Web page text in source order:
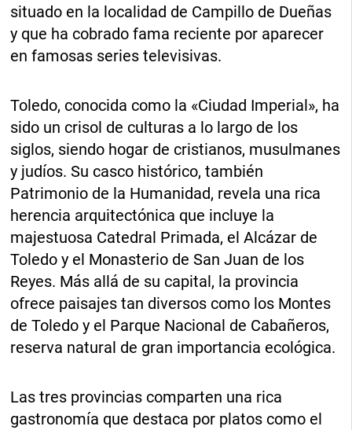
situado en la localidad de Campillo de Dueñas
y que ha cobrado fama reciente por aparecer
en famosas series televisivas.
Toledo, conocida como la «Ciudad Imperial», ha
sido un crisol de culturas a lo largo de los
siglos, siendo hogar de cristianos, musulmanes
y judíos. Su casco histórico, también
Patrimonio de la Humanidad, revela una rica
herencia arquitectónica que incluye la
majestuosa Catedral Primada, el Alcázar de
Toledo y el Monasterio de San Juan de los
Reyes. Más allá de su capital, la provincia
ofrece paisajes tan diversos como los Montes
de Toledo y el Parque Nacional de Cabañeros,
reserva natural de gran importancia ecológica.
Las tres provincias comparten una rica
gastronomía que destaca por platos como el